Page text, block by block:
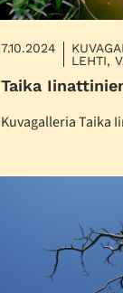
7.10.2024
LEHTI,
Taika
Kuvagalleria Taika